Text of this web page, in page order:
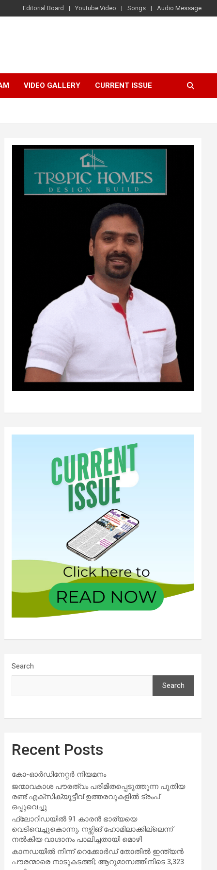
Editorial Board Youtube Video Songs Audio Message
VIDEO GALLERY CURRENT ISSUE
Search
Search
Recent Posts
കോ-ഓർഡിനേറ്റർ നിയമനം
ജന്മാവകാശ പൗരത്വം പരിമിതപ്പെടുത്തുന്ന പുതിയ
രണ്ട് എക്സിക്യൂട്ടീവ് ഉത്തരവുകളിൽ ട്രംപ്
ഒപ്പുവെച്ചു
ഫ്ലോറിഡയിൽ 91 കാരൻ ഭാര്യയെ
വെടിവെച്ചുകൊന്നു; നഴ്സിങ് ഹോമിലാക്കില്ലെന്ന്
നൽകിയ വാഗ്ദാനം പാലിച്ചതായി മൊഴി
കാനഡയിൽ നിന്ന് റെക്കോർഡ് തോതിൽ ഇന്ത്യൻ
പൗരന്മാരെ നാടുകടത്തി; ആറുമാസത്തിനിടെ 3,323